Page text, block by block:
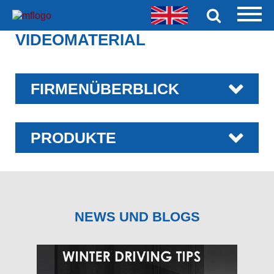
VIDEOMATERIAL
FIRMENÜBERBLICK
PRODUKTE
NEWS UND BLOGS